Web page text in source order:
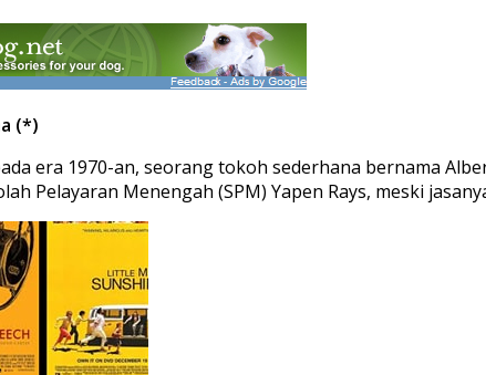
(*)
era 1970-an, seorang tokoh sederhana bernama
Pelayaran Menengah (SPM) Yapen Rays, meski